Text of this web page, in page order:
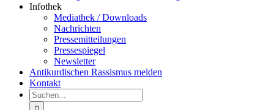
Infothek
Mediathek / Downloads
Nachrichten
Pressemitteilungen
Pressespiegel
Newsletter
Antikurdischen Rassismus melden
Kontakt
Suche
nach: